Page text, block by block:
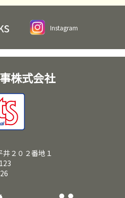
Instagram
株式会社
２０２番地１